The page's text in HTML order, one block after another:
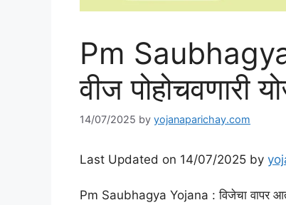
Pm
वीज पोहोचवणारी
14/07/2025 by yojanaparichay.com
Last Updated on 14/07/2025 by
Pm Saubhagya Yojana : विजेचा वापर